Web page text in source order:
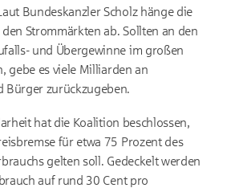
Bundeskanzler Scholz hänge die
Strommärkten ab. Sollten an den
und Übergewinne im großen
gebe es viele Milliarden an
Bürger zurückzugeben.
hat die Koalition beschlossen,
für etwa 75 Prozent des
gelten soll. Gedeckelt werden
auf rund 30 Cent pro